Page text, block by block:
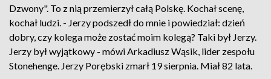
Dzwony". To z nią przemierzył całą Polskę. Kochał scenę,
kochał ludzi. - Jerzy podszedł do mnie i powiedział: dzień
dobry, czy kolega może zostać moim kolegą? Taki był Jerzy.
Jerzy był wyjątkowy - mówi Arkadiusz Wąsik, lider zespołu
Stonehenge. Jerzy Porębski zmarł 19 sierpnia. Miał 82 lata.